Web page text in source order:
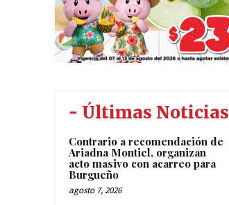
- Últimas Noticias
Contrario a recomendación de
Ariadna Montiel, organizan
acto masivo con acarreo para
Burgueño
agosto 7, 2026